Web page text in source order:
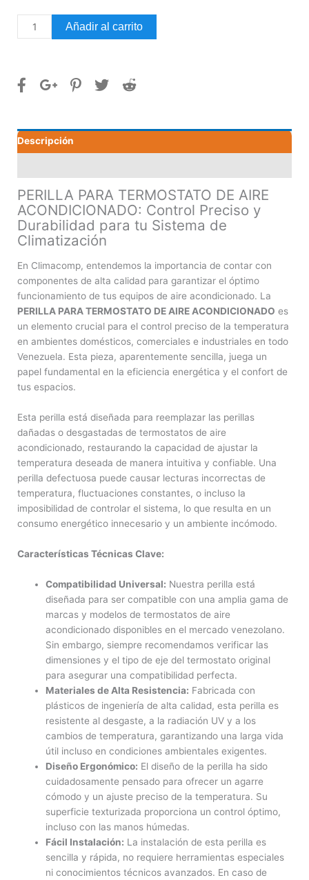
PERILLA
PARA
AIRE
Añadir al carrito
Descripción
PERILLA PARA TERMOSTATO DE AIRE
ACONDICIONADO: Control Preciso y
Durabilidad para tu Sistema de
Climatización
En Climacomp, entendemos la importancia de contar con
componentes de alta calidad para garantizar el óptimo
funcionamiento de tus equipos de aire acondicionado. La
PERILLA PARA TERMOSTATO DE AIRE ACONDICIONADO es
un elemento crucial para el control preciso de la temperatura
en ambientes domésticos, comerciales e industriales en todo
Venezuela. Esta pieza, aparentemente sencilla, juega un
papel fundamental en la eficiencia energética y el confort de
tus espacios.
Esta perilla está diseñada para reemplazar las perillas
dañadas o desgastadas de termostatos de aire
acondicionado, restaurando la capacidad de ajustar la
temperatura deseada de manera intuitiva y confiable. Una
perilla defectuosa puede causar lecturas incorrectas de
temperatura, fluctuaciones constantes, o incluso la
imposibilidad de controlar el sistema, lo que resulta en un
consumo energético innecesario y un ambiente incómodo.
Características Técnicas Clave:
Compatibilidad Universal: Nuestra perilla está
diseñada para ser compatible con una amplia gama de
marcas y modelos de termostatos de aire
acondicionado disponibles en el mercado venezolano.
Sin embargo, siempre recomendamos verificar las
dimensiones y el tipo de eje del termostato original
para asegurar una compatibilidad perfecta.
Materiales de Alta Resistencia: Fabricada con
plásticos de ingeniería de alta calidad, esta perilla es
resistente al desgaste, a la radiación UV y a los
cambios de temperatura, garantizando una larga vida
útil incluso en condiciones ambientales exigentes.
Diseño Ergonómico: El diseño de la perilla ha sido
cuidadosamente pensado para ofrecer un agarre
cómodo y un ajuste preciso de la temperatura. Su
superficie texturizada proporciona un control óptimo,
incluso con las manos húmedas.
Fácil Instalación: La instalación de esta perilla es
sencilla y rápida, no requiere herramientas especiales
ni conocimientos técnicos avanzados. En caso de